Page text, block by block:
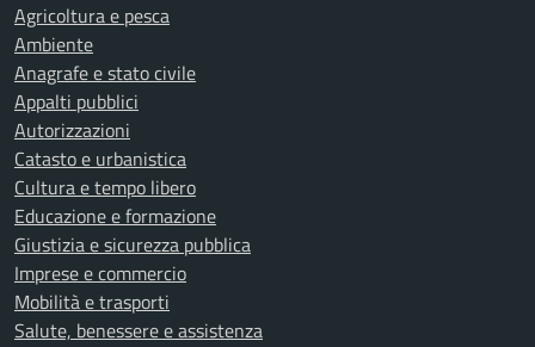
Agricoltura e pesca
Ambiente
Anagrafe e stato civile
Appalti pubblici
Autorizzazioni
Catasto e urbanistica
Cultura e tempo libero
Educazione e formazione
Giustizia e sicurezza pubblica
Imprese e commercio
Mobilità e trasporti
Salute, benessere e assistenza